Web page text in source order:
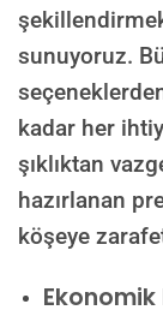
sunuyoruz.
kadar her
şıklıktan
hazırlanan
köşeye
Ekonomik